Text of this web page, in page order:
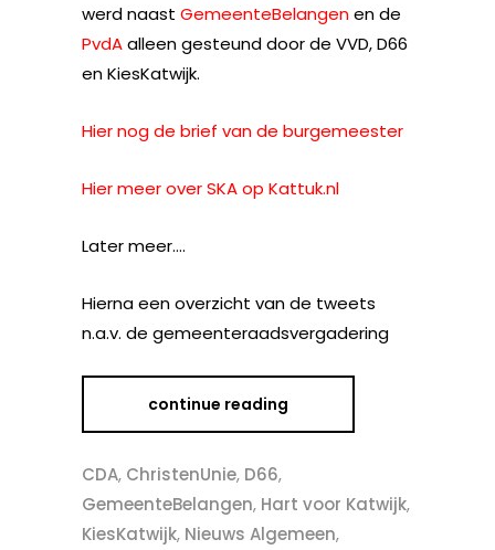
werd naast GemeenteBelangenen de
PvdAalleen gesteund door de VVD, D66
en KiesKatwijk.
Hier nog de brief van de burgemeester
Hier meer over SKA op Kattuk.nl
Later meer….
Hierna een overzicht van de tweets
n.a.v. de gemeenteraadsvergadering
continue reading
CDA, ChristenUnie, D66,
GemeenteBelangen, Hart voor Katwijk,
KiesKatwijk, Nieuws Algemeen,